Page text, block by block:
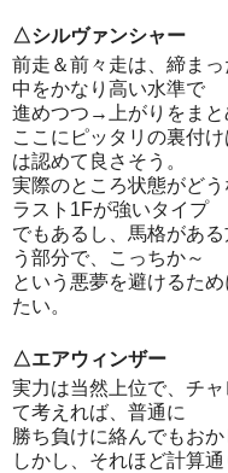
△シルヴァンシャー
前走＆前々走は、締ま
中をかなり高い水準で
進めつつ→上がりをまと
ここにピッタリの裏付
は認めて良さそう。
実際のところ状態がど
ラスト1Fが強いタイプ
でもあるし、馬格があ
う部分で、こっちか～
という悪夢を避けるた
たい。
△エアウィンザー
実力は当然上位で、チ
て考えれば、普通に
勝ち負けに絡んでもおか
しかし、それほど計算